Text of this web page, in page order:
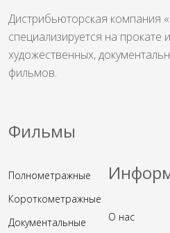
Дистрибьюторская компания
специализируется на прокате
художественных,
фильмов.
Фильмы
Полнометражные
Короткометражныe
Документальные
О нас